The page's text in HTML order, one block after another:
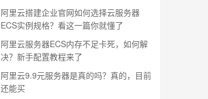
阿里云搭建企业官网如何选择云服务器
ECS实例规格？看这一篇你就懂了
阿里云服务器ECS内存不足卡死，如何解
决？新手配置教程来了
阿里云9.9元服务器是真的吗？真的，目前
还能买